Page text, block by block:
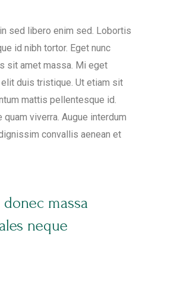
sed libero enim sed. Lobortis
id nibh tortor. Eget nunc
sit amet massa. Mi eget
duis tristique. Ut etiam sit
mattis pellentesque id.
viverra. Augue interdum
convallis aenean et
massa
neque